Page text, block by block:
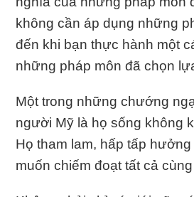
không cần áp dụng những
đến khi bạn thực hành một
những pháp môn đã chọn
Một trong những chướng
người Mỹ là họ sống không
Họ tham lam, hấp tấp
muốn chiếm đoạt tất cả cùng